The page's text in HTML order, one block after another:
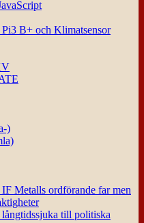
B+ och Klimatsensor
)
Metalls ordförande far men
till politiska